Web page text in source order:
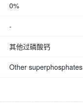
0%
-
其他过磷酸钙
Other superphosphates